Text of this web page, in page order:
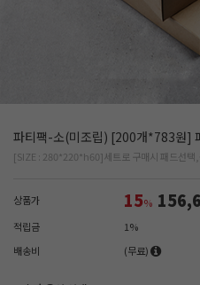
파티팩-소(미조립) [200개*783원]
[SIZE : 280*220*h60]세트로 구매시 패드선택,
상품가 15%
적립금
1%
배송비
(무료)